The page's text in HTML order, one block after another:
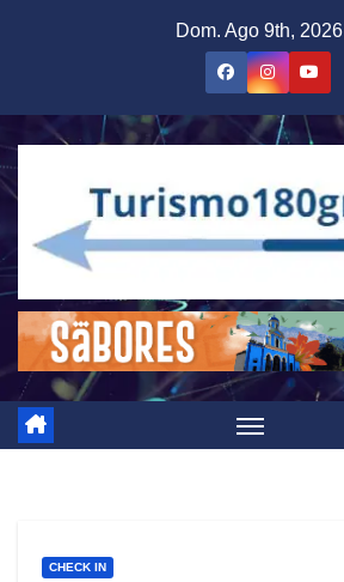
Dom. Ago 9th, 2026
CHECK IN